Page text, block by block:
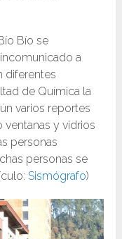
Bío se
a
diferentes
de Química la
varios reportes
y vidrios
personas
personas se
Sismógrafo)